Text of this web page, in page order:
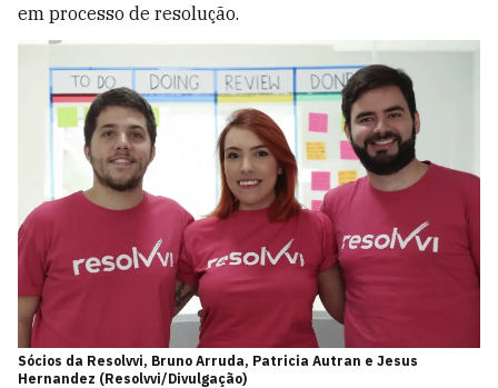
em processo de resolução.
Sócios da Resolvvi, Bruno Arruda, Patricia Autran e Jesus
Hernandez (Resolvvi/Divulgação)